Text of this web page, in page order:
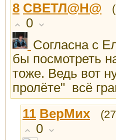
8 СВEТЛ@Н@
0
Согласна с
бы посмотреть
тоже. Ведь вот
пролёте" всё
11 ВерМих
0